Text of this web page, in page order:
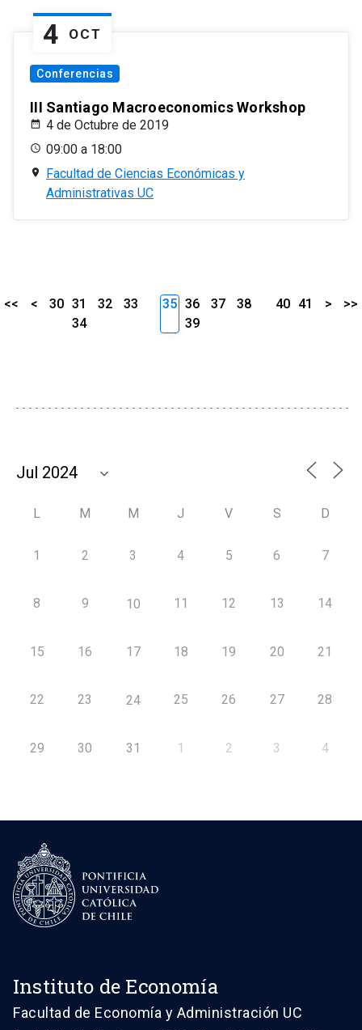
4 OCT
Conferencias
III Santiago Macroeconomics Workshop
4 de Octubre de 2019
09:00 a 18:00
Facultad de Ciencias Económicas y
Administrativas UC
<< < 30 31 32
33
34
35 36 37
38
39
40 41 > >>
L M M J V S D
1 2 3 4 5 6 7
8 9 10 11 12 13 14
15 16 17 18 19 20 21
22 23 24 25 26 27 28
29 30 31 1 2 3 4
Instituto de Economía
Facultad de Economía y Administración UC